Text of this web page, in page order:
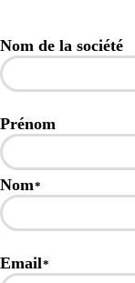
Nom de la société
Prénom
Nom*
Email*